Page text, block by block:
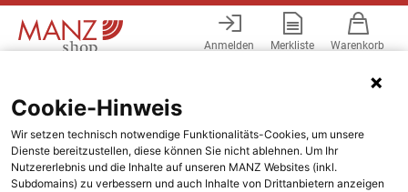
Anmelden Merkliste Warenkorb
Cookie-Hinweis
Wir setzen technisch notwendige Funktionalitäts-Cookies, um unsere
Dienste bereitzustellen, diese können Sie nicht ablehnen. Um Ihr
Nutzererlebnis und die Inhalte auf unseren MANZ Websites (inkl.
Subdomains) zu verbessern und auch Inhalte von Drittanbietern anzeigen